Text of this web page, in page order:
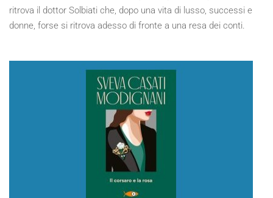
ritrova il dottor Solbiati che, dopo una vita di lusso, successi e
donne, forse si ritrova adesso di fronte a una resa dei conti.